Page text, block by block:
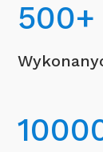
500+